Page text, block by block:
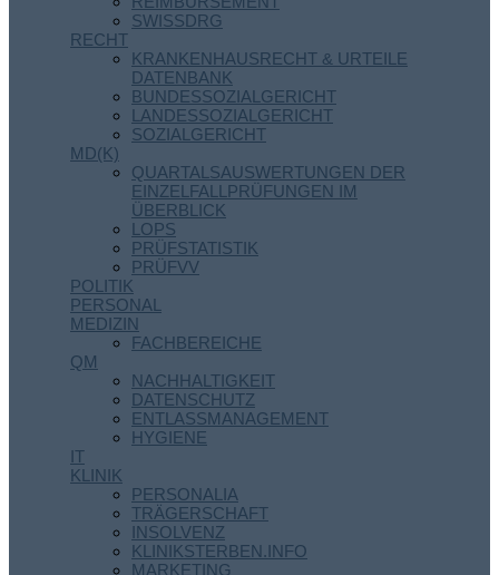
SWISSDRG
RECHT
KRANKENHAUSRECHT & URTEILE
DATENBANK
BUNDESSOZIALGERICHT
LANDESSOZIALGERICHT
SOZIALGERICHT
MD(K)
QUARTALSAUSWERTUNGEN DER
EINZELFALLPRÜFUNGEN IM
ÜBERBLICK
LOPS
PRÜFSTATISTIK
PRÜFVV
POLITIK
PERSONAL
MEDIZIN
FACHBEREICHE
QM
NACHHALTIGKEIT
DATENSCHUTZ
ENTLASSMANAGEMENT
HYGIENE
IT
KLINIK
PERSONALIA
TRÄGERSCHAFT
INSOLVENZ
KLINIKSTERBEN.INFO
MARKETING